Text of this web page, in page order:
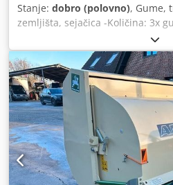
Stanje: dobro (polovno), Gume,
zemljišta, sejačica -Količina: 3x
-Veličina gume -Nabora: Ø 40
Ukupna cena: za 3 gume -
E Ufex Aktef